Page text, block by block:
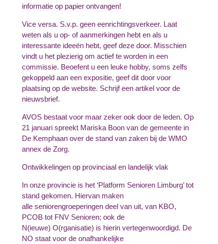
informatie op papier ontvangen!
Vice versa. S.v.p. geen eenrichtingsverkeer. Laat
weten als u op- of aanmerkingen hebt en als u
interessante ideeën hebt, geef deze door. Misschien
vindt u het plezierig om actief te worden in een
commissie. Beoefent u een leuke hobby, soms zelfs
gekoppeld aan een expositie, geef dit door voor
plaatsing op de website. Schrijf een artikel voor de
nieuwsbrief.
AVOS bestaat voor maar zeker ook door de leden. Op
21 januari spreekt Mariska Boon van de gemeente in
De Kemphaan over de stand van zaken bij de WMO
annex de Zorg.
Ontwikkelingen op provinciaal en landelijk vlak
In onze provincie is het ‘Platform Senioren Limburg’ tot
stand gekomen. Hiervan maken
alle seniorengroeperingen deel van uit, van KBO,
PCOB tot FNV Senioren; ook de
N(ieuwe) O(rganisatie) is hierin vertegenwoordigd. De
NO staat voor de onafhankelijke